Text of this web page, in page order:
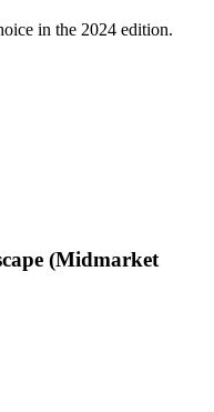
in the 2024 edition.
(Midmarket